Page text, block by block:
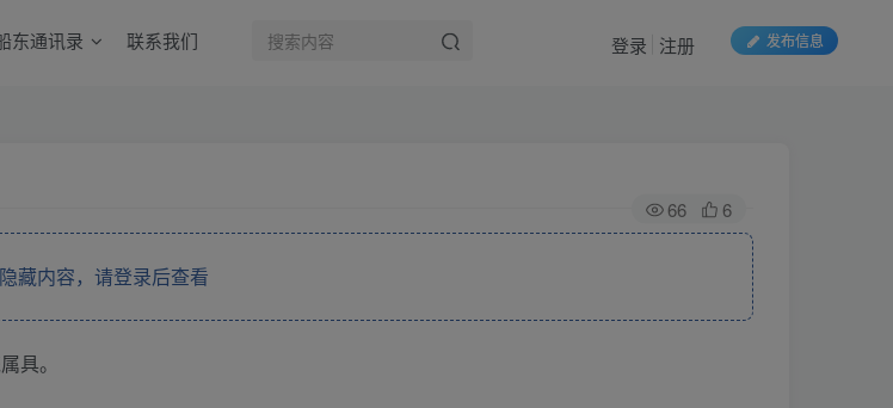
东通讯录 联系我们 发布信息
登录 注册
66 6
隐藏内容，请登录后查看
具。